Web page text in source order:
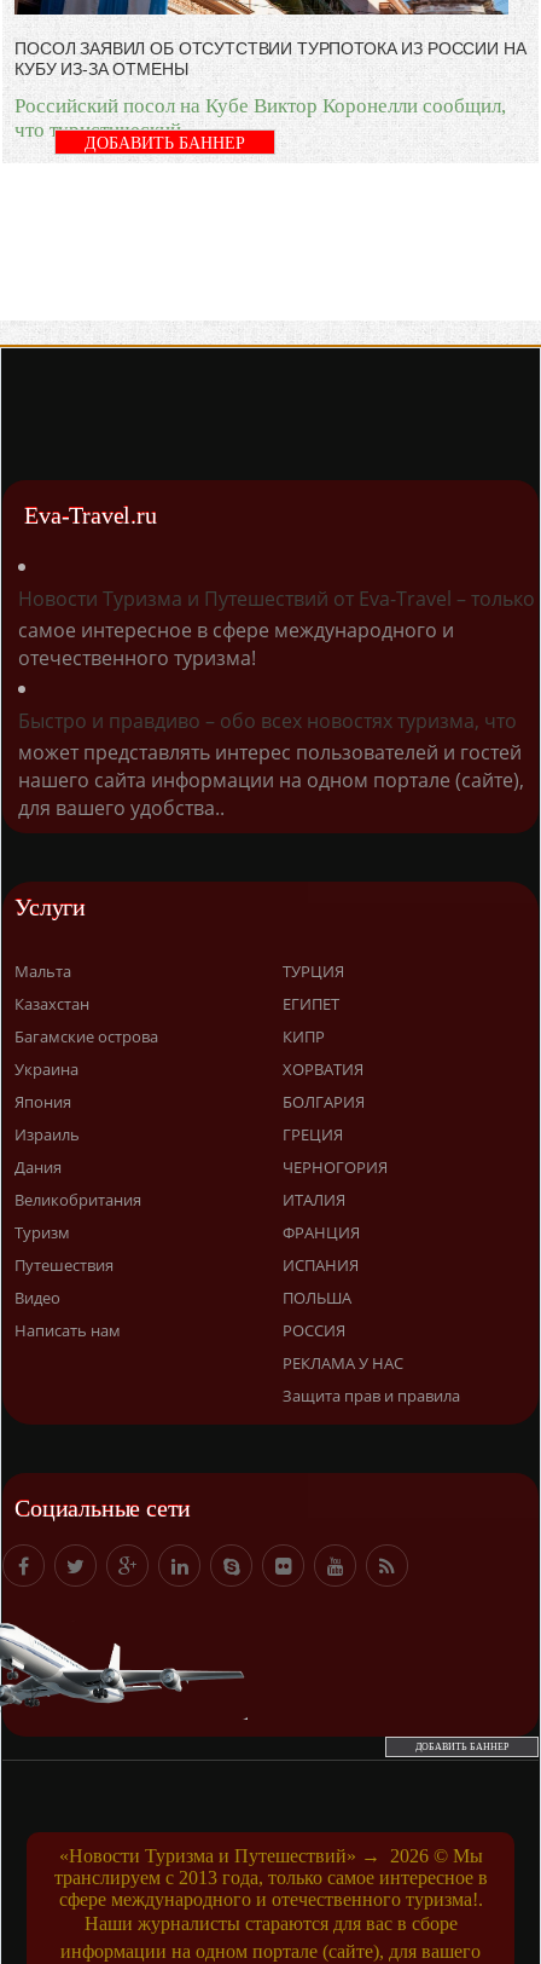
ПОСОЛ ЗАЯВИЛ ОБ ОТСУТСТВИИ ТУРПОТОКА ИЗ РОССИИ НА
КУБУ ИЗ-ЗА ОТМЕНЫ
Российский посол на Кубе Виктор Коронелли сообщил,
что туристический
ДОБАВИТЬ БАННЕР
Eva-Travel.ru
Новости Туризма и Путешествий от Eva-Travel – только
самое интересное в сфере международного и
отечественного туризма!
Быстро и правдиво – обо всех новостях туризма, что
может представлять интерес пользователей и гостей
нашего сайта информации на одном портале (сайте),
для вашего удобства..
Услуги
Мальта
Казахстан
Багамские острова
Украина
Япония
Израиль
Дания
Великобритания
Туризм
Путешествия
Видео
Написать нам
ТУРЦИЯ
ЕГИПЕТ
КИПР
ХОРВАТИЯ
БОЛГАРИЯ
ГРЕЦИЯ
ЧЕРНОГОРИЯ
ИТАЛИЯ
ФРАНЦИЯ
ИСПАНИЯ
ПОЛЬША
РОССИЯ
РЕКЛАМА У НАС
Защита прав и правила
Социальные сети
ДОБАВИТЬ БАННЕР
«Новости Туризма и Путешествий» → 2026© Мы
транслируем с 2013 года, только самое интересное в
сфере международного и отечественного туризма!.
Наши журналисты стараются для вас в сборе
информации на одном портале (сайте), для вашего